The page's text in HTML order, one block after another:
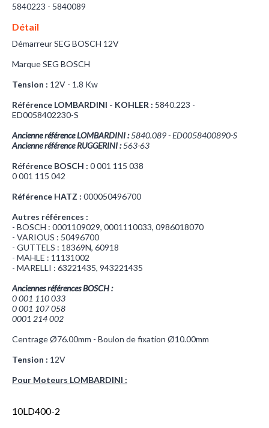
5840223 - 5840089
Détail
Démarreur SEG BOSCH 12V
Marque SEG BOSCH
Tension : 12V - 1.8 Kw
Référence LOMBARDINI - KOHLER : 5840.223 -
ED0058402230-S
Ancienne référence LOMBARDINI :5840.089 - ED0058400890-S
Ancienne référence RUGGERINI :563-63
Référence BOSCH : 0 001 115 038
0 001 115 042
Référence HATZ : 000050496700
Autres références :
- BOSCH : 0001109029, 0001110033, 0986018070
- VARIOUS : 50496700
- GUTTELS : 18369N, 60918
- MAHLE : 11131002
- MARELLI : 63221435, 943221435
Anciennes références BOSCH :
0 001 110 033
0 001 107 058
0001 214 002
Centrage Ø76.00mm - Boulon de fixation Ø10.00mm
Tension : 12V
Pour Moteurs LOMBARDINI :
10LD400-2